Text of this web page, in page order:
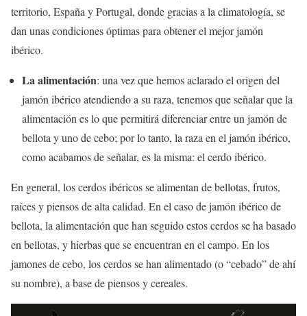
territorio, España y Portugal, donde gracias a la climatología, se
dan unas condiciones óptimas para obtener el mejor jamón
ibérico.
La alimentación: una vez que hemos aclarado el origen del
jamón ibérico atendiendo a su raza, tenemos que señalar que la
alimentación es lo que permitirá diferenciar entre un jamón de
bellota y uno de cebo; por lo tanto, la raza en el jamón ibérico,
como acabamos de señalar, es la misma: el cerdo ibérico.
En general, los cerdos ibéricos se alimentan de bellotas, frutos,
raíces y piensos de alta calidad. En el caso de jamón ibérico de
bellota, la alimentación que han seguido estos cerdos se ha basado
en bellotas, y hierbas que se encuentran en el campo. En los
jamones de cebo, los cerdos se han alimentado (o “cebado” de ahí
su nombre), a base de piensos y cereales.